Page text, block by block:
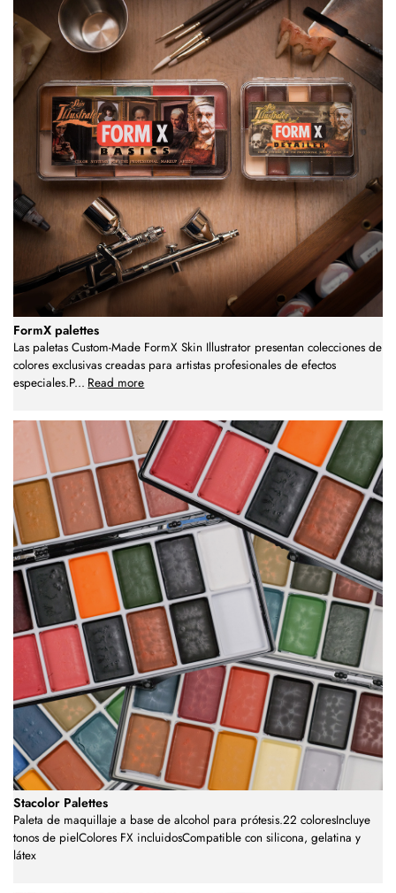
FormX palettes
Las paletas Custom-Made FormX Skin Illustrator presentan colecciones de
colores exclusivas creadas para artistas profesionales de efectos
especiales.P... Read more
Stacolor Palettes
Paleta de maquillaje a base de alcohol para prótesis.22 coloresIncluye
tonos de pielColores FX incluidosCompatible con silicona, gelatina y
látex